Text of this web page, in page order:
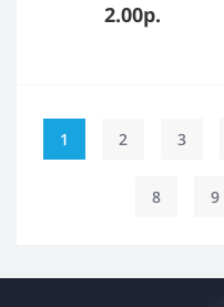
2.00р.
1 2 3
8 9